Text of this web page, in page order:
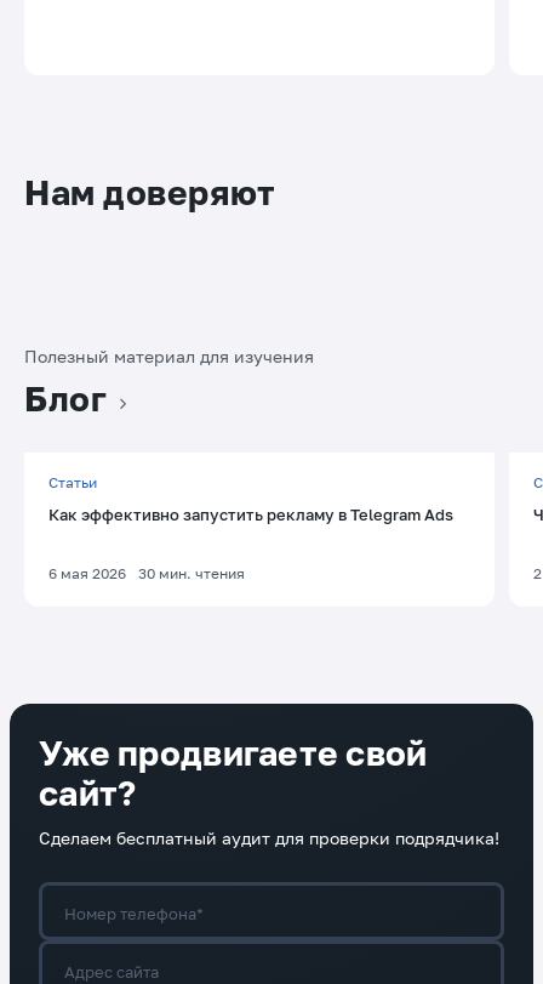
Нам доверяют
Полезный материал для изучения
Блог
Статьи
Как эффективно запустить рекламу в Telegram Ads
6 мая 2026 30 мин. чтения
Уже продвигаете свой
сайт?
Сделаем бесплатный аудит для проверки подрядчика!
Номер телефона*
Адрес сайта